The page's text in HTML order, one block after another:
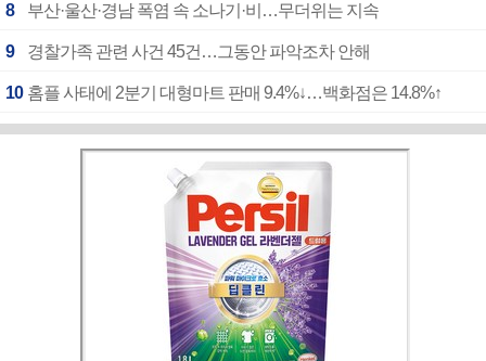
8 부산·울산·경남 폭염 속 소나기·비…무더위는 지속
9 경찰가족 관련 사건 45건…그동안 파악조차 안해
10 홈플 사태에 2분기 대형마트 판매 9.4%↓…백화점은 14.8%↑